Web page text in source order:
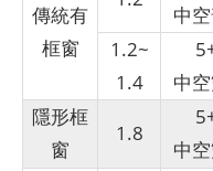
傳統有
框窗
中
1.2~
1.4
中
隱形框
窗
1.8
中